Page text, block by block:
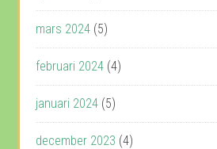
mars 2024 (5)
februari 2024 (4)
januari 2024 (5)
december 2023 (4)